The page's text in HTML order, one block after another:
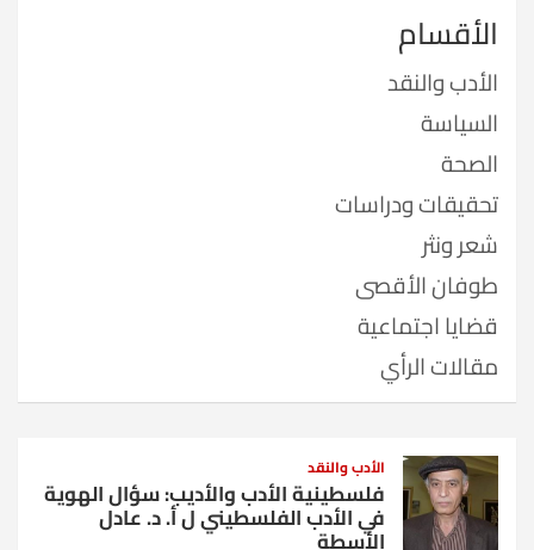
الأقسام
الأدب والنقد
السياسة
الصحة
تحقيقات ودراسات
شعر ونثر
طوفان الأقصى
قضايا اجتماعية
مقالات الرأي
الأدب والنقد
فلسطينية الأدب والأديب: سؤال الهوية
في الأدب الفلسطيني ل أ. د. عادل
الأسطة